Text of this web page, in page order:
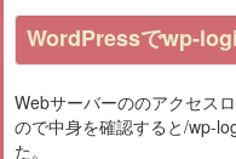
WordPressでwp-
Webサーバーののアクセス
ので中身を確認すると/wp-
た。